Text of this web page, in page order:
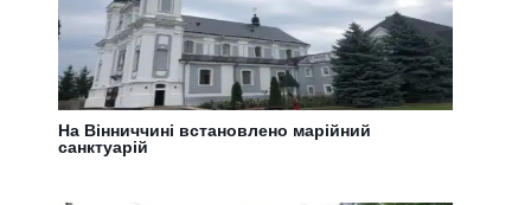
На Вінниччині встановлено марійний
санктуарій